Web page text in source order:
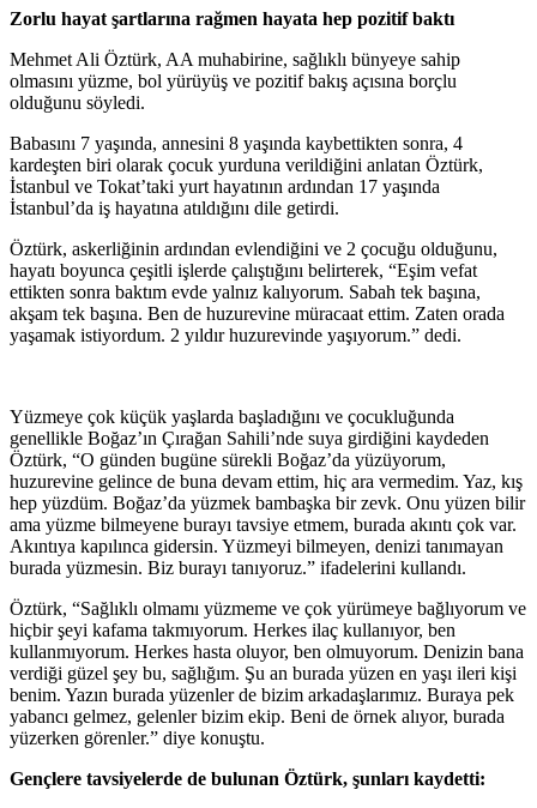
Zorlu hayat şartlarına rağmen hayata hep pozitif baktı
Mehmet Ali Öztürk, AA muhabirine, sağlıklı bünyeye sahip
olmasını yüzme, bol yürüyüş ve pozitif bakış açısına borçlu
olduğunu söyledi.
Babasını 7 yaşında, annesini 8 yaşında kaybettikten sonra, 4
kardeşten biri olarak çocuk yurduna verildiğini anlatan Öztürk,
İstanbul ve Tokat’taki yurt hayatının ardından 17 yaşında
İstanbul’da iş hayatına atıldığını dile getirdi.
Öztürk, askerliğinin ardından evlendiğini ve 2 çocuğu olduğunu,
hayatı boyunca çeşitli işlerde çalıştığını belirterek, “Eşim vefat
ettikten sonra baktım evde yalnız kalıyorum. Sabah tek başına,
akşam tek başına. Ben de huzurevine müracaat ettim. Zaten orada
yaşamak istiyordum. 2 yıldır huzurevinde yaşıyorum.” dedi.
Yüzmeye çok küçük yaşlarda başladığını ve çocukluğunda
genellikle Boğaz’ın Çırağan Sahili’nde suya girdiğini kaydeden
Öztürk, “O günden bugüne sürekli Boğaz’da yüzüyorum,
huzurevine gelince de buna devam ettim, hiç ara vermedim. Yaz, kış
hep yüzdüm. Boğaz’da yüzmek bambaşka bir zevk. Onu yüzen bilir
ama yüzme bilmeyene burayı tavsiye etmem, burada akıntı çok var.
Akıntıya kapılınca gidersin. Yüzmeyi bilmeyen, denizi tanımayan
burada yüzmesin. Biz burayı tanıyoruz.” ifadelerini kullandı.
Öztürk, “Sağlıklı olmamı yüzmeme ve çok yürümeye bağlıyorum ve
hiçbir şeyi kafama takmıyorum. Herkes ilaç kullanıyor, ben
kullanmıyorum. Herkes hasta oluyor, ben olmuyorum. Denizin bana
verdiği güzel şey bu, sağlığım. Şu an burada yüzen en yaşı ileri kişi
benim. Yazın burada yüzenler de bizim arkadaşlarımız. Buraya pek
yabancı gelmez, gelenler bizim ekip. Beni de örnek alıyor, burada
yüzerken görenler.” diye konuştu.
Gençlere tavsiyelerde de bulunan Öztürk, şunları kaydetti: